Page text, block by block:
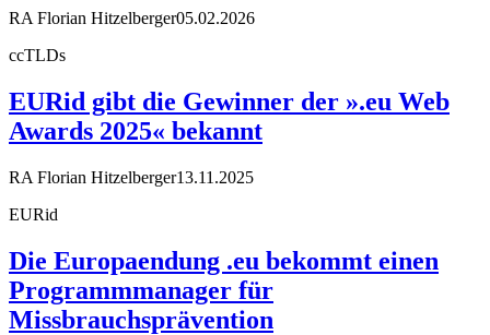
RA Florian Hitzelberger05.02.2026
ccTLDs
EURid gibt die Gewinner der ».eu Web
Awards 2025« bekannt
RA Florian Hitzelberger13.11.2025
EURid
Die Europaendung .eu bekommt einen
Programmmanager für
Missbrauchsprävention